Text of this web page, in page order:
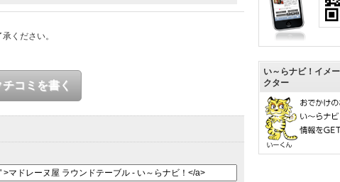
ください。
コミを書く
い～らナビ！イメ
クター